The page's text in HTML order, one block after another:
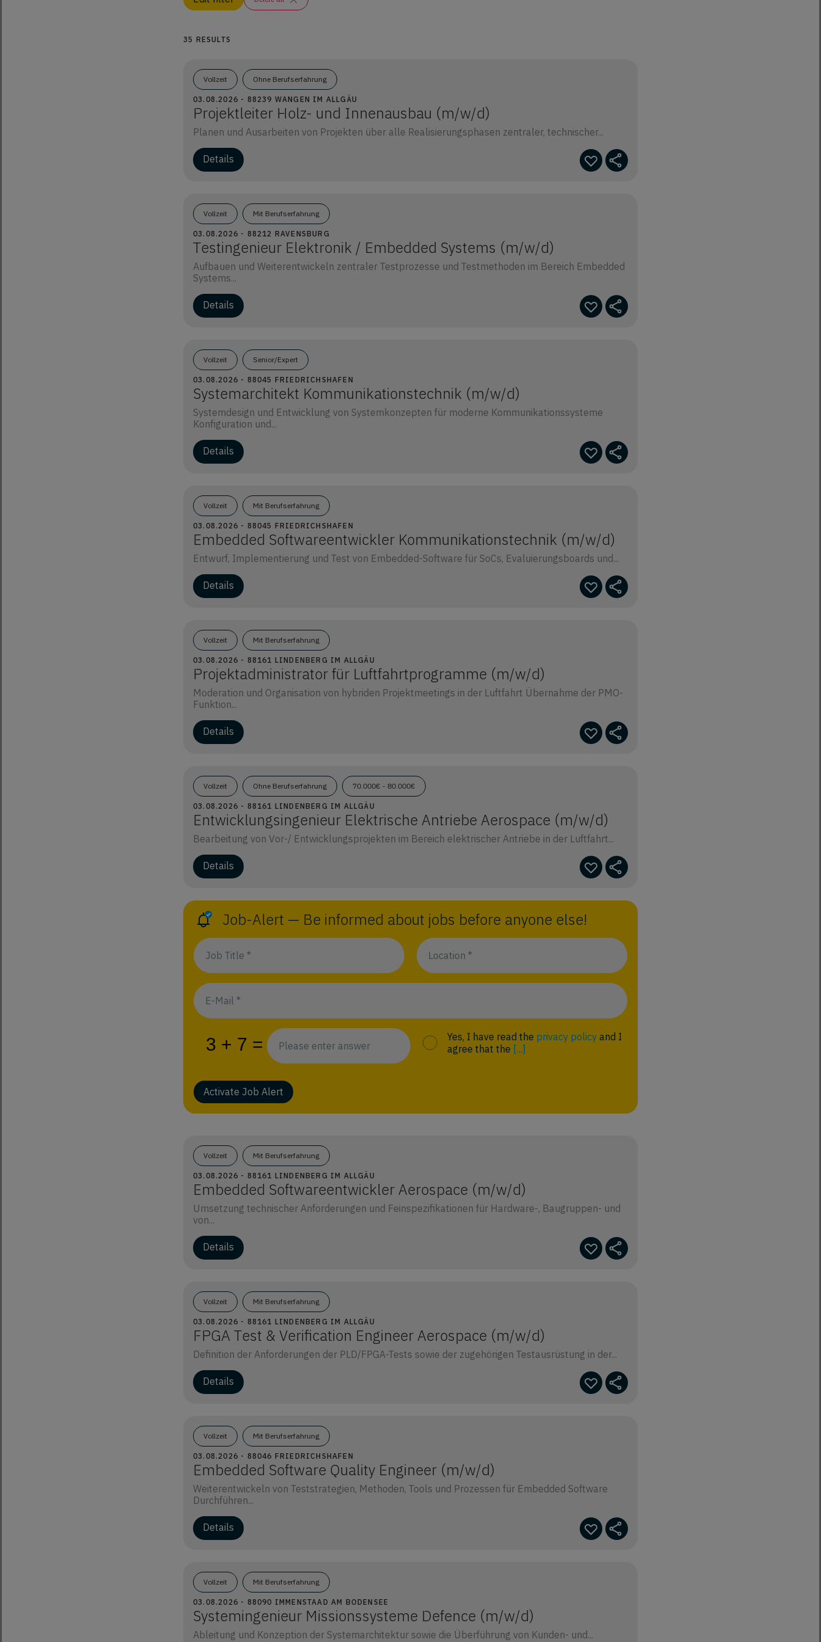
35 RESULTS
Vollzeit Ohne Berufserfahrung
03.08.2026 - 88239 WANGEN IM ALLGÄU
Projektleiter Holz- und Innenausbau (m/w/d)
Planen und Ausarbeiten von Projekten über alle Realisierungsphasen zentraler, technischer...
Details
Vollzeit Mit Berufserfahrung
03.08.2026 - 88212 RAVENSBURG
Testingenieur Elektronik / Embedded Systems (m/w/d)
Aufbauen und Weiterentwickeln zentraler Testprozesse und Testmethoden im Bereich Embedded
Systems...
Details
Vollzeit Senior/Expert
03.08.2026 - 88045 FRIEDRICHSHAFEN
Systemarchitekt Kommunikationstechnik (m/w/d)
Systemdesign und Entwicklung von Systemkonzepten für moderne Kommunikationssysteme
Konfiguration und...
Details
Vollzeit Mit Berufserfahrung
03.08.2026 - 88045 FRIEDRICHSHAFEN
Embedded Softwareentwickler Kommunikationstechnik (m/w/d)
Entwurf, Implementierung und Test von Embedded-Software für SoCs, Evaluierungsboards und...
Details
Vollzeit Mit Berufserfahrung
03.08.2026 - 88161 LINDENBERG IM ALLGÄU
Projektadministrator für Luftfahrtprogramme (m/w/d)
Moderation und Organisation von hybriden Projektmeetings in der Luftfahrt Übernahme der PMO-
Funktion...
Details
Vollzeit Ohne Berufserfahrung 70.000€ - 80.000€
03.08.2026 - 88161 LINDENBERG IM ALLGÄU
Entwicklungsingenieur Elektrische Antriebe Aerospace (m/w/d)
Bearbeitung von Vor-/ Entwicklungsprojekten im Bereich elektrischer Antriebe in der Luftfahrt...
Details
Job-Alert — Be informed about jobs before anyone else!
Yes, I have read the privacy policy and I
agree that the [...]
Activate Job Alert
Vollzeit Mit Berufserfahrung
03.08.2026 - 88161 LINDENBERG IM ALLGÄU
Embedded Softwareentwickler Aerospace (m/w/d)
Umsetzung technischer Anforderungen und Feinspezifikationen für Hardware-, Baugruppen- und
von...
Details
Vollzeit Mit Berufserfahrung
03.08.2026 - 88161 LINDENBERG IM ALLGÄU
FPGA Test & Verification Engineer Aerospace (m/w/d)
Definition der Anforderungen der PLD/FPGA-Tests sowie der zugehörigen Testausrüstung in der...
Details
Vollzeit Mit Berufserfahrung
03.08.2026 - 88046 FRIEDRICHSHAFEN
Embedded Software Quality Engineer (m/w/d)
Weiterentwickeln von Teststrategien, Methoden, Tools und Prozessen für Embedded Software
Durchführen...
Details
Vollzeit Mit Berufserfahrung
03.08.2026 - 88090 IMMENSTAAD AM BODENSEE
Systemingenieur Missionssysteme Defence (m/w/d)
Ableitung und Konzeption der Systemarchitektur sowie die Überführung von Kunden- und...